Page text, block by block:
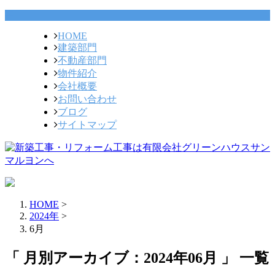
HOME
建築部門
不動産部門
物件紹介
会社概要
お問い合わせ
ブログ
サイトマップ
HOME >
2024年 >
6月
「 月別アーカイブ：2024年06月 」 一覧